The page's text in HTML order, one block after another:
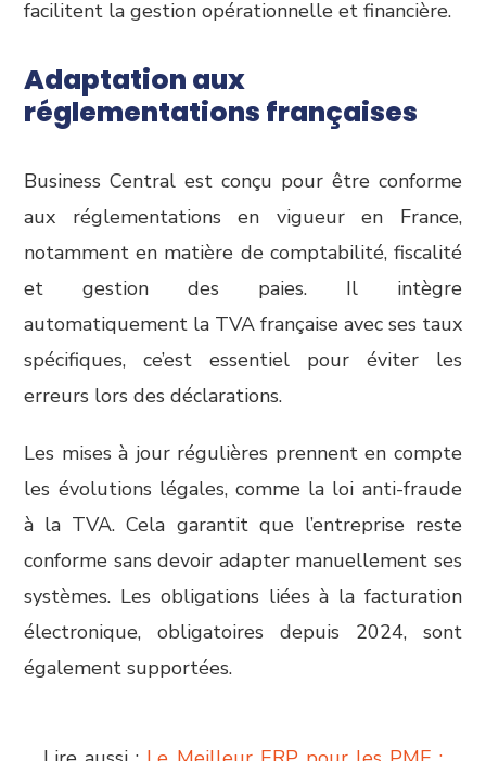
facilitent la gestion opérationnelle et financière.
Adaptation aux
réglementations françaises
Business Central est conçu pour être conforme
aux réglementations en vigueur en France,
notamment en matière de comptabilité, fiscalité
et gestion des paies. Il intègre
automatiquement la TVA française avec ses taux
spécifiques, ce’est essentiel pour éviter les
erreurs lors des déclarations.
Les mises à jour régulières prennent en compte
les évolutions légales, comme la loi anti-fraude
à la TVA. Cela garantit que l’entreprise reste
conforme sans devoir adapter manuellement ses
systèmes. Les obligations liées à la facturation
électronique, obligatoires depuis 2024, sont
également supportées.